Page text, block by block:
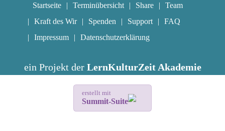
Startseite Terminübersicht Share
Team
Kraft des Wir
Spenden Support
FAQ
Impressum
Datenschutzerklärung
ein Projekt der LernKulturZeit Akademie
erstellt mit
Summit-Suite